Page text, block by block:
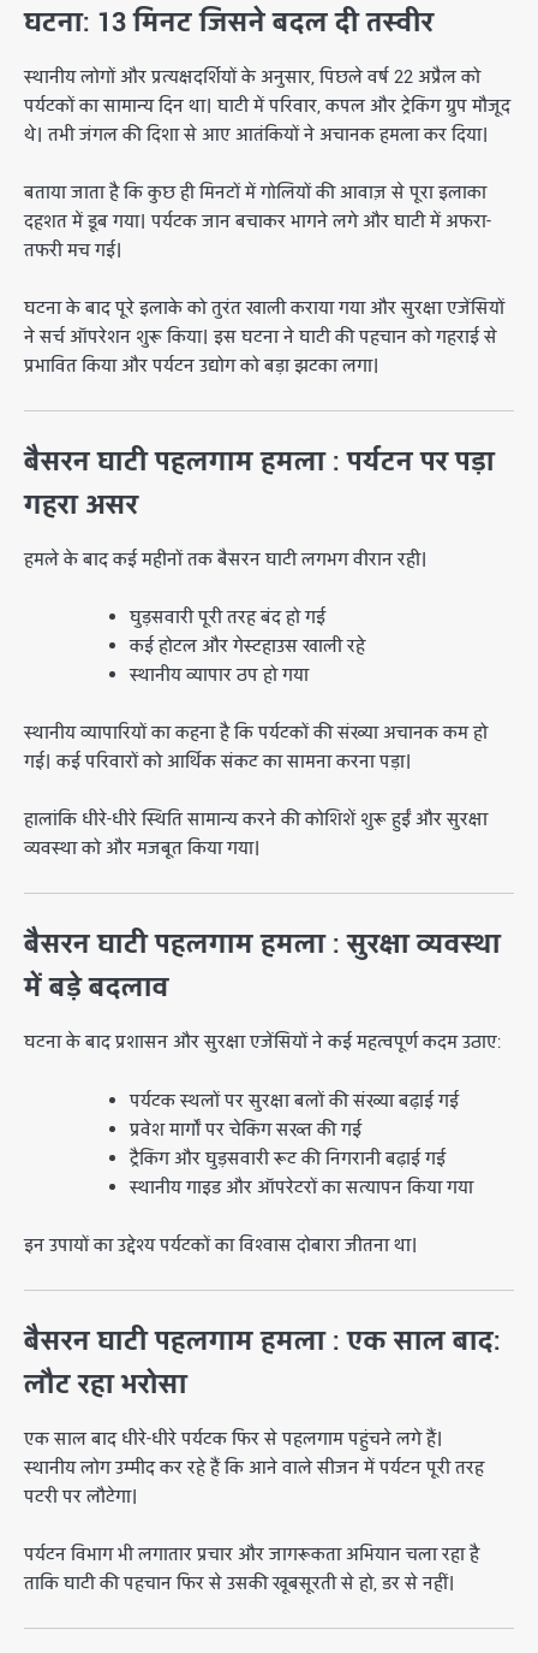
घटना: 13 मिनट जिसने बदल दी तस्वीर
स्थानीय लोगों और प्रत्यक्षदर्शियों के अनुसार, पिछले वर्ष 22 अप्रैल को
पर्यटकों का सामान्य दिन था। घाटी में परिवार, कपल और ट्रेकिंग ग्रुप मौजूद
थे। तभी जंगल की दिशा से आए आतंकियों ने अचानक हमला कर दिया।
बताया जाता है कि कुछ ही मिनटों में गोलियों की आवाज़ से पूरा इलाका
दहशत में डूब गया। पर्यटक जान बचाकर भागने लगे और घाटी में अफरा-
तफरी मच गई।
घटना के बाद पूरे इलाके को तुरंत खाली कराया गया और सुरक्षा एजेंसियों
ने सर्च ऑपरेशन शुरू किया। इस घटना ने घाटी की पहचान को गहराई से
प्रभावित किया और पर्यटन उद्योग को बड़ा झटका लगा।
बैसरन घाटी पहलगाम हमला : पर्यटन पर पड़ा
गहरा असर
हमले के बाद कई महीनों तक बैसरन घाटी लगभग वीरान रही।
घुड़सवारी पूरी तरह बंद हो गई
कई होटल और गेस्टहाउस खाली रहे
स्थानीय व्यापार ठप हो गया
स्थानीय व्यापारियों का कहना है कि पर्यटकों की संख्या अचानक कम हो
गई। कई परिवारों को आर्थिक संकट का सामना करना पड़ा।
हालांकि धीरे-धीरे स्थिति सामान्य करने की कोशिशें शुरू हुईं और सुरक्षा
व्यवस्था को और मजबूत किया गया।
बैसरन घाटी पहलगाम हमला : सुरक्षा व्यवस्था
में बड़े बदलाव
घटना के बाद प्रशासन और सुरक्षा एजेंसियों ने कई महत्वपूर्ण कदम उठाए:
पर्यटक स्थलों पर सुरक्षा बलों की संख्या बढ़ाई गई
प्रवेश मार्गों पर चेकिंग सख्त की गई
ट्रैकिंग और घुड़सवारी रूट की निगरानी बढ़ाई गई
स्थानीय गाइड और ऑपरेटरों का सत्यापन किया गया
इन उपायों का उद्देश्य पर्यटकों का विश्वास दोबारा जीतना था।
बैसरन घाटी पहलगाम हमला : एक साल बाद:
लौट रहा भरोसा
एक साल बाद धीरे-धीरे पर्यटक फिर से पहलगाम पहुंचने लगे हैं।
स्थानीय लोग उम्मीद कर रहे हैं कि आने वाले सीजन में पर्यटन पूरी तरह
पटरी पर लौटेगा।
पर्यटन विभाग भी लगातार प्रचार और जागरूकता अभियान चला रहा है
ताकि घाटी की पहचान फिर से उसकी खूबसूरती से हो, डर से नहीं।